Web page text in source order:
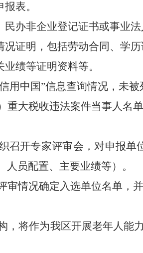
表。
办非企业登记证书或事业法
证明，包括劳动合同、学历
绩等证明资料等。
用中国”信息查询情况，未
大税收违法案件当事人名
召开专家评审会，对申报
员配置、主要业绩等）。
审情况确定入选单位名单，
，将作为我区开展老年人